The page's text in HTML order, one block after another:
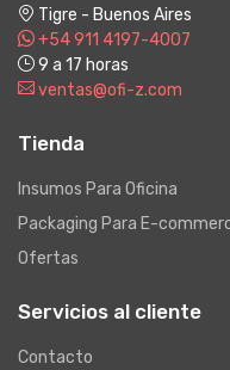
Tigre - Buenos Aires
+54 911 4197-4007
9 a 17 horas
ventas@ofi-z.com
Tienda
Insumos Para Oficina
Packaging Para E-
Ofertas
Servicios al cliente
Contacto